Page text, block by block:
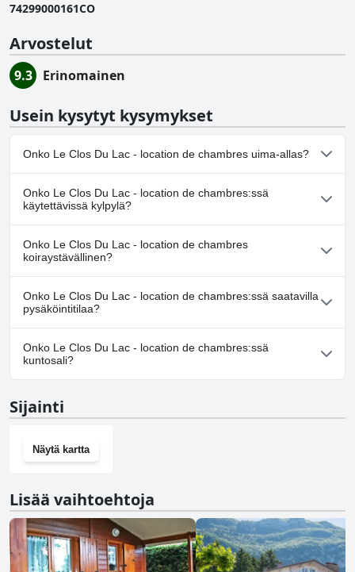
74299000161CO
Arvostelut
9.3 Erinomainen
Usein kysytyt kysymykset
Onko Le Clos Du Lac - location de chambres uima-allas?
Ei, Le Clos Du Lac - location de chambres ei ole uima-allasta.
Onko Le Clos Du Lac - location de chambres:ssä
käytettävissä kylpylä?
Ei, Le Clos Du Lac - location de chambres ei tarjoa kylpylää.
Onko Le Clos Du Lac - location de chambres
koiraystävällinen?
Ei, Le Clos Du Lac - location de chambres ei salli koiria.
Onko Le Clos Du Lac - location de chambres:ssä saatavilla
pysäköintitilaa?
Kyllä, Le Clos Du Lac - location de chambres tarjoaa
pysäköintimahdollisuuden.
Onko Le Clos Du Lac - location de chambres:ssä
kuntosali?
Sijainti
Näytä kartta
Lisää vaihtoehtoja